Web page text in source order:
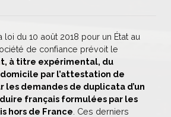
loi du 10 août 2018 pour un État au
de confiance prévoit le
à titre expérimental, du
par l’attestation de
les demandes de duplicata d’un
français formulées par les
hors de France . Ces derniers